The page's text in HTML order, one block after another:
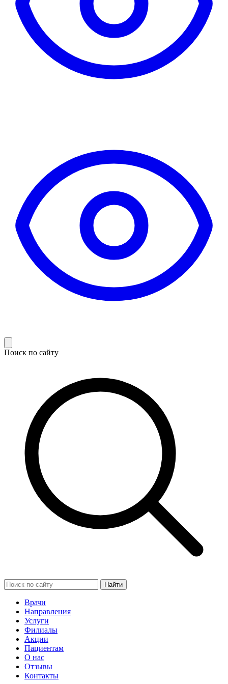
Поиск по сайту
Найти
Врачи
Направления
Услуги
Филиалы
Акции
Пациентам
О нас
Отзывы
Контакты